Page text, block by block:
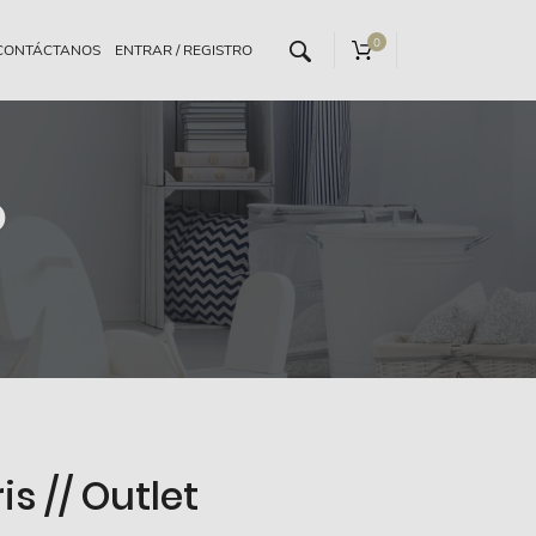
0
// Outlet